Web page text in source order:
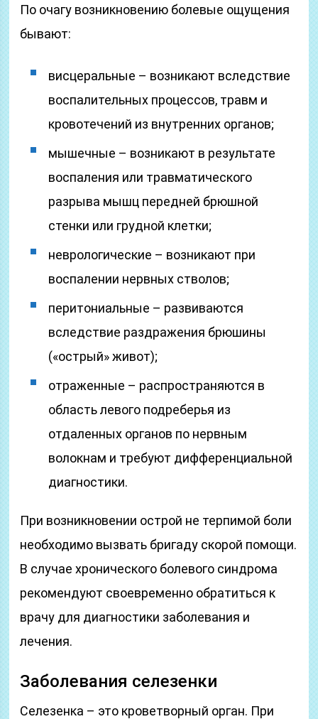
По очагу возникновению болевые ощущения
бывают:
висцеральные – возникают вследствие
воспалительных процессов, травм и
кровотечений из внутренних органов;
мышечные – возникают в результате
воспаления или травматического
разрыва мышц передней брюшной
стенки или грудной клетки;
неврологические – возникают при
воспалении нервных стволов;
перитониальные – развиваются
вследствие раздражения брюшины
(«острый» живот);
отраженные – распространяются в
область левого подреберья из
отдаленных органов по нервным
волокнам и требуют дифференциальной
диагностики.
При возникновении острой не терпимой боли
необходимо вызвать бригаду скорой помощи.
В случае хронического болевого синдрома
рекомендуют своевременно обратиться к
врачу для диагностики заболевания и
лечения.
Заболевания селезенки
Селезенка – это кроветворный орган. При